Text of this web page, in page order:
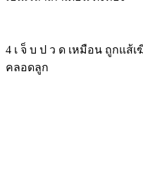
4 เ จ็ บ ป ว ด เหมือน ถูกแส้เ
คลอดลูก